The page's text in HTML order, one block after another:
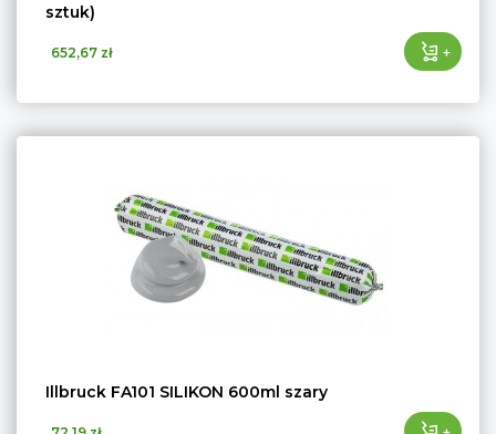
sztuk)
652,67 zł +
Illbruck FA101 SILIKON 600ml szary